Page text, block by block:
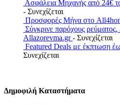
Ασφάλεια Μηχανής από 24€
- Συνεχίζεται
Προσφορές Μήνα στο
Σύγκρινε παρόχους ρεύματος,
Allazorevma.gr- Συνεχίζεται
Featured Deals με έκπτωση
Συνεχίζεται
Δημοφιλή Καταστήματα